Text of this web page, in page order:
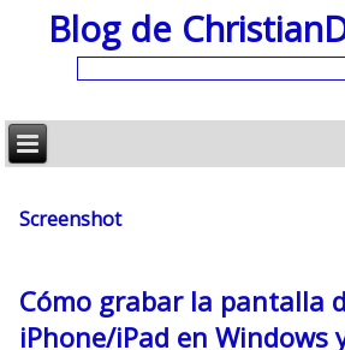
Blog de
Screenshot
Cómo grabar la pantalla
iPhone/iPad en Windows